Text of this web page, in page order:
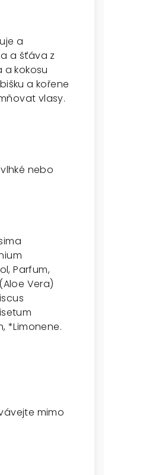
a
a šťáva z
kokosu
a kořene
vlasy.
nebo
Parfum,
Vera)
*Limonene.
mimo